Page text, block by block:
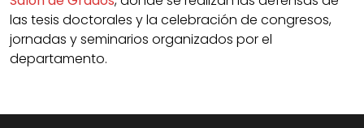
las tesis doctorales y la celebración de congresos,
jornadas y seminarios organizados por el
departamento.